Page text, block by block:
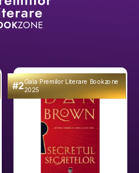
#2Gala Premilor Literare Bookzone
2025